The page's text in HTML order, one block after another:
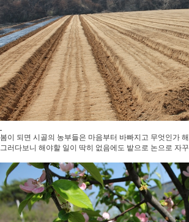
봄이 되면 시골의 농부들은 마음부터 바빠지고 무엇인가
그러다보니 해야할 일이 딱히 없음에도 밭으로 논으로 자